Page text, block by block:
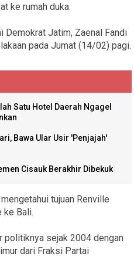
ke rumah duka.
Demokrat Jatim, Zaenal Fandi
pada Jumat (14/02) pagi.
Satu Hotel Daerah Ngagel
Bawa Ular Usir 'Penjajah'
Cisauk Berakhir Dibekuk
tujuan Renville
ke Bali.
politiknya sejak 2004 dengan
dari Fraksi Partai